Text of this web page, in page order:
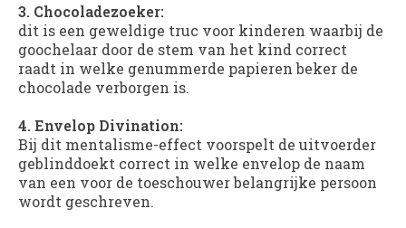
3. Chocoladezoeker:
dit is een geweldige truc voor kinderen waarbij de
goochelaar door de stem van het kind correct
raadt in welke genummerde papieren beker de
chocolade verborgen is.
4. Envelop Divination:
Bij dit mentalisme-effect voorspelt de uitvoerder
geblinddoekt correct in welke envelop de naam
van een voor de toeschouwer belangrijke persoon
wordt geschreven.